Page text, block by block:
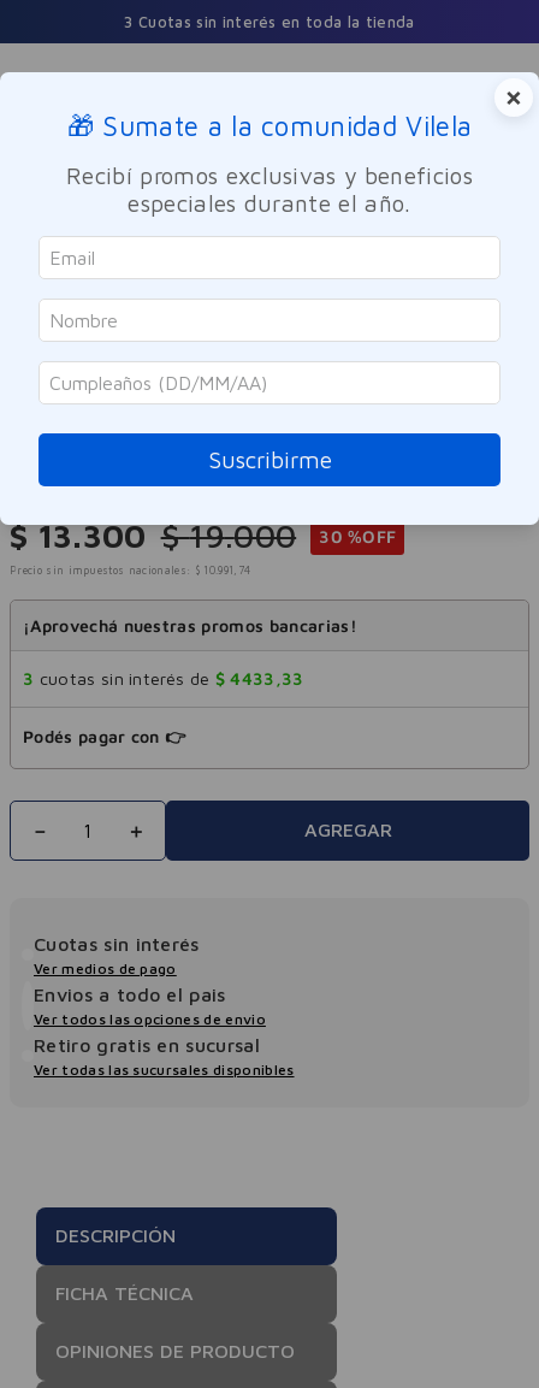
3 Cuotas sin interés en toda la tienda
Buscar
Nutricion y Deporte Suplemento Deportivo
ENA
Quemador De Grasa Carnitina
1500 Fat Burner ENA 60 Cápsulas
Referencia:9945971
$ 13.300 $ 19.000 30 %OFF
Precio sin impuestos nacionales: $ 10.991 , 74
¡Aprovechá nuestras promos bancarias!
3 cuotas sin interés de $ 4433 ,33
Podés pagar con 👉
＋
－ AGREGAR
Cuotas sin interés
Ver medios de pago
Envios a todo el pais
Ver todos las opciones de envio
Retiro gratis en sucursal
Ver todas las sucursales disponibles
DESCRIPCIÓN
FICHA TÉCNICA
OPINIONES DE PRODUCTO
×
🎁 Sumate a la comunidad Vilela
Recibí promos exclusivas y beneficios
especiales durante el año.
Suscribirme